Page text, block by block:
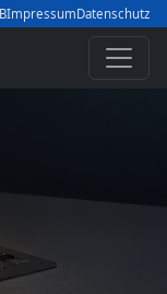
ImpressumDatenschutz